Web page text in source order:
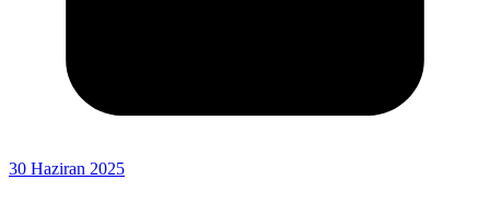
30 Haziran 2025